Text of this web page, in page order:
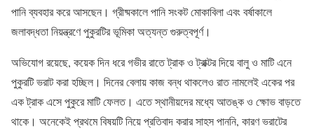
পানি ব্যবহার করে আসছেন। গ্রীষ্মকালে পানি সংকট মোকাবিলা এবং বর্ষাকালে
জলাবদ্ধতা নিয়ন্ত্রণে পুকুরটির ভূমিকা অত্যন্ত গুরুত্বপূর্ণ।
অভিযোগ রয়েছে, কয়েক দিন ধরে গভীর রাতে ট্রাক ও ট্রাক্টর দিয়ে বালু ও মাটি এনে
পুকুরটি ভরাট করা হচ্ছিল। দিনের বেলায় কাজ বন্ধ থাকলেও রাত নামলেই একের পর
এক ট্রাক এসে পুকুরে মাটি ফেলত। এতে স্থানীয়দের মধ্যে আতঙ্ক ও ক্ষোভ বাড়তে
থাকে। অনেকেই প্রথমে বিষয়টি নিয়ে প্রতিবাদ করার সাহস পাননি, কারণ ভরাটের